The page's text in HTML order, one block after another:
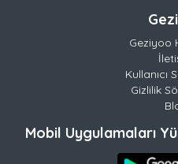
Geziyoo
Kullanıcı
Gizlilik
Mobil Uygulamaları